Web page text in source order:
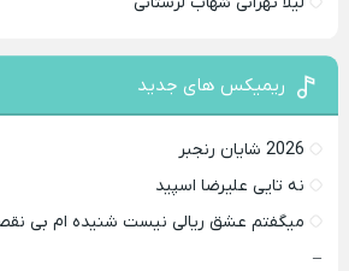
ریمیکس های جدید
2026 شایان رنجبر
نه تایی علیرضا اسپید
میگفتم عشق ریالی نیست شنیده ام بی
–